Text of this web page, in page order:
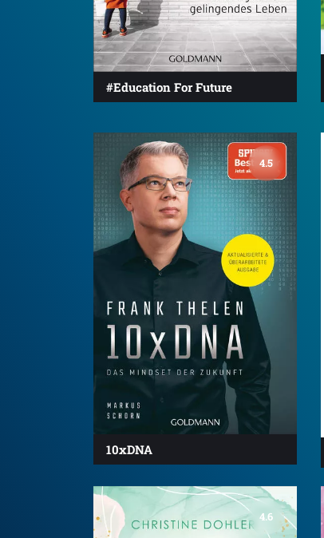
#Education For Future
4.5
10xDNA
4.6